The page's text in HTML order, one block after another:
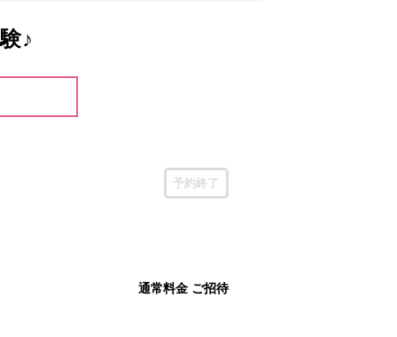
♪
予約終了
通常料金 ご招待